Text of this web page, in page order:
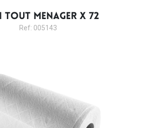
TOUT MENAGER X 72
Ref: 005143